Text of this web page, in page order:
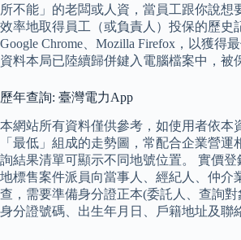
所不能」的老闆或人資，當員工跟你說
效率地取得員工（或負責人）投保的歷史
Google Chrome、Mozilla Firefox，以獲
資料本局已陸續歸併鍵入電腦檔案中，被
歷年查詢: 臺灣電力App
本網站所有資料僅供參考，如使用者依本
「最低」組成的走勢圖，常配合企業營
詢結果清單可顯示不同地號位置。 實價
地標售案件派員向當事人、經紀人、仲
查，需要準備身分證正本(委託人、查詢
身分證號碼、出生年月日、戶籍地址及聯